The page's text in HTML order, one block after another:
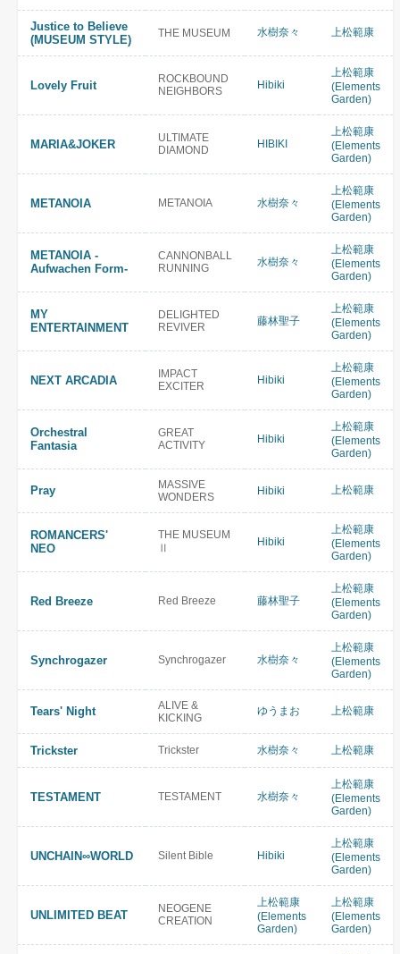
Justice to Believe
(MUSEUM STYLE)
THE MUSEUM 水樹奈々 上松範康
Lovely Fruit
ROCKBOUND
NEIGHBORS
Hibiki
上松範康
(Elements
Garden)
MARIA&JOKER
ULTIMATE
DIAMOND
HIBIKI
上松範康
(Elements
Garden)
METANOIA METANOIA 水樹奈々
上松範康
(Elements
Garden)
METANOIA -
Aufwachen Form-
CANNONBALL
RUNNING
水樹奈々
上松範康
(Elements
Garden)
MY
ENTERTAINMENT
DELIGHTED
REVIVER
藤林聖子
上松範康
(Elements
Garden)
NEXT ARCADIA
IMPACT
EXCITER
Hibiki
上松範康
(Elements
Garden)
Orchestral
Fantasia
GREAT
ACTIVITY
Hibiki
上松範康
(Elements
Garden)
Pray
MASSIVE
WONDERS
Hibiki 上松範康
ROMANCERS'
NEO
THE MUSEUM
Ⅱ
Hibiki
上松範康
(Elements
Garden)
Red Breeze Red Breeze 藤林聖子
上松範康
(Elements
Garden)
Synchrogazer Synchrogazer 水樹奈々
上松範康
(Elements
Garden)
Tears' Night
ALIVE &
KICKING
ゆうまお 上松範康
Trickster Trickster 水樹奈々 上松範康
TESTAMENT TESTAMENT 水樹奈々
上松範康
(Elements
Garden)
UNCHAIN∞WORLD Silent Bible Hibiki
上松範康
(Elements
Garden)
UNLIMITED BEAT
NEOGENE
CREATION
上松範康
(Elements
Garden)
上松範康
(Elements
Garden)